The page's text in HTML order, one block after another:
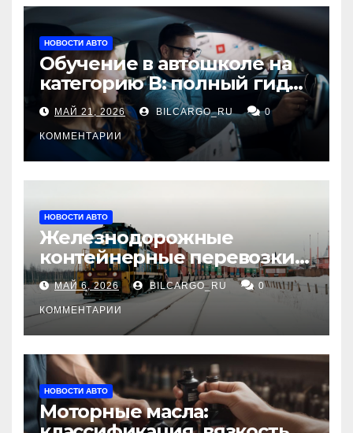
НОВОСТИ АВТО
Обучение в автошколе на
категорию В: полный гид
для будущих водителей
МАЙ 21, 2026 BILCARGO_RU 0
КОММЕНТАРИИ
НОВОСТИ АВТО
Железнодорожные
контейнерные перевозки
из Китая в Россию:
маршруты, сроки и
требования
МАЙ 6, 2026 BILCARGO_RU 0
КОММЕНТАРИИ
НОВОСТИ АВТО
Моторные масла: